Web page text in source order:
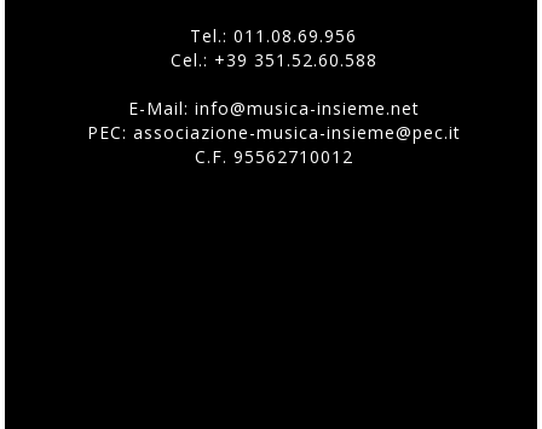
Tel.:011.08.69.956
Cel.: +39 351.52.60.588
E-Mail: info@musica-insieme.net
PEC: associazione-musica-insieme@pec.it
C.F. 95562710012